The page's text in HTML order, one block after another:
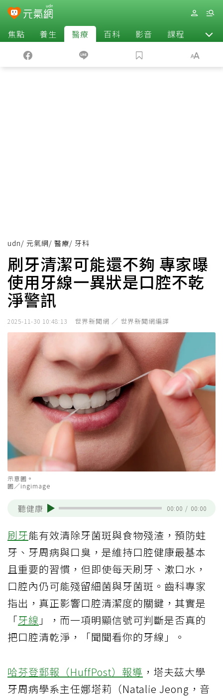
焦點 養生 醫療 百科 影音 課程 退休
udn/ 元氣網/ 醫療/ 牙科
刷牙清潔可能還不夠 專家曝
使用牙線一異狀是口腔不乾
淨警訊
2025-11-30 10:48:13 世界新聞網 ／ 世界新聞網編譯
示意圖。
圖／ingimage
聽健康 00:00 / 00:00
刷牙能有效清除牙菌斑與食物殘渣，預防蛀
牙、牙周病與口臭，是維持口腔健康最基本
且重要的習慣，但即使每天刷牙、漱口水，
口腔內仍可能殘留細菌與牙菌斑。齒科專家
指出，真正影響口腔清潔度的關鍵，其實是
「牙線 」，而一項明顯信號可判斷是否真的
把口腔清乾淨，「聞聞看你的牙線」。
哈芬登郵報（HuffPost）報導 ，塔夫茲大學
牙周病學系主任娜塔莉（Natalie Jeong，音